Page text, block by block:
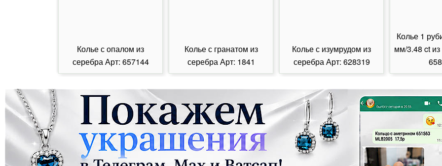
Колье с опалом из
серебра Арт: 657144
Колье с гранатом из
серебра Арт: 1841
Колье с изумрудом из
серебра Арт: 628319
Колье 1
мм/3.48 ct